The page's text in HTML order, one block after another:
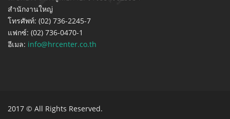
สำนักงานใหญ่
โทรศัพท์: (02) 736-2245-7
แฟกซ์: (02) 736-0470-1
อีเมล: info@hrcenter.co.th
2017 © All Rights Reserved.